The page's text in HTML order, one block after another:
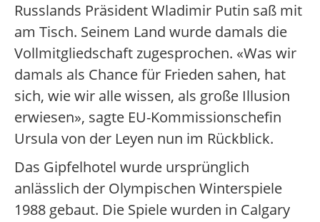
Russlands Präsident Wladimir Putin saß mit
am Tisch. Seinem Land wurde damals die
Vollmitgliedschaft zugesprochen. «Was wir
damals als Chance für Frieden sahen, hat
sich, wie wir alle wissen, als große Illusion
erwiesen», sagte EU-Kommissionschefin
Ursula von der Leyen nun im Rückblick.
Das Gipfelhotel wurde ursprünglich
anlässlich der Olympischen Winterspiele
1988 gebaut. Die Spiele wurden in Calgary